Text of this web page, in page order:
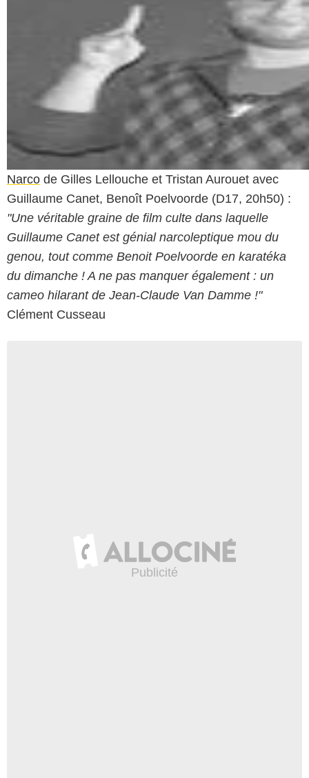
Narco de Gilles Lellouche et Tristan Aurouet avec
Guillaume Canet, Benoît Poelvoorde (D17, 20h50) :
"Une véritable graine de film culte dans laquelle
Guillaume Canet est génial narcoleptique mou du
genou, tout comme Benoit Poelvoorde en karatéka
du dimanche ! A ne pas manquer également : un
cameo hilarant de Jean-Claude Van Damme !"
Clément Cusseau